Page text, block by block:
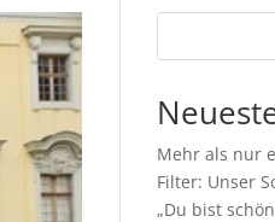
Mehr als nur
Filter: Unser
„Du bist